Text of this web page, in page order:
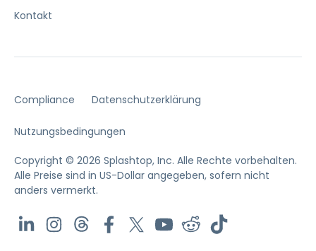
Kontakt
Compliance Datenschutzerklärung
Nutzungsbedingungen
Copyright © 2026 Splashtop, Inc. Alle Rechte vorbehalten.
Alle Preise sind in US-Dollar angegeben, sofern nicht
anders vermerkt.